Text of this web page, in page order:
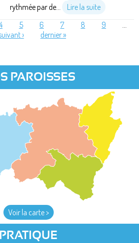
rythmée par de...
Lire la suite
5 6 7 8 9
›
dernier »
PAROISSES
Voir la carte >
PRATIQUE